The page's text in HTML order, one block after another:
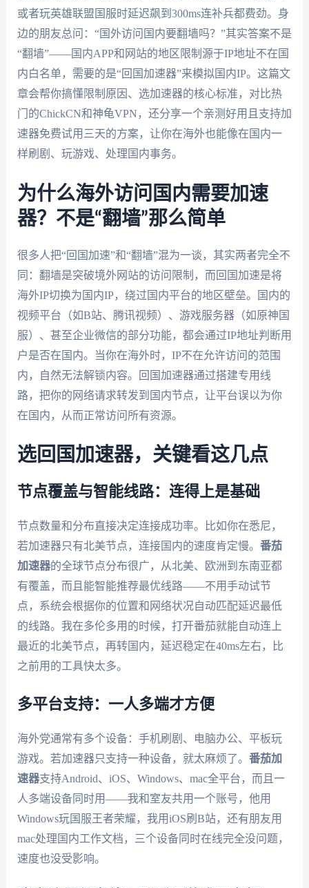
或者玩英雄联盟国服时延迟飙到300ms连补兵都费劲。身
边的朋友总问：“国外访问国内要翻墙吗？”其实答案不是
“翻墙”——国内APP和网站的地区限制源于IP地址不在国
内白名单，需要的是“回国加速器”来模拟国内IP。这篇文
章会帮你搞懂限制原因、选加速器的核心标准，对比热
门的ChickCN和神龟VPN，还分享一个亲测好用且支持加
速器免费试用三天的方案，让你在海外也能像在国内一
样刷剧、玩游戏、处理国内事务。
为什么海外访问国内需要加速
器？不是“翻墙”那么简单
很多人把“回国加速”和“翻墙”混为一谈，其实两者完全不
同：翻墙是突破境外网站的访问限制，而回国加速是将
海外IP切换为国内IP，绕过国内平台的地区壁垒。国内的
视频平台（如B站、腾讯视频）、游戏服务器（如原神国
服）、甚至企业微信的部分功能，都会通过IP地址判断用
户是否在国内。当你在海外时，IP不在允许访问的范围
内，自然无法解锁内容。回国加速器通过搭建专用线
路，把你的网络请求转发到国内节点，让平台误以为你
在国内，从而正常访问所有资源。
选回国加速器，关键看这几点
节点覆盖与智能线路：连得上是基础
节点数量和分布直接决定连接成功率。比如你在悉尼，
若加速器只有北美节点，连接国内的速度肯定慢。 番茄
加速器的全球节点分布很广，从北美、欧洲到东南亚都
有覆盖，而且能智能推荐最优线路——不用手动试节
点，系统会根据你的位置和网络状况自动匹配延迟最低
的线路。我在多伦多用的时候，打开番茄就能自动连上
最近的北美节点，再转国内，延迟稳定在40ms左右，比
之前用的工具快太多。
多平台支持：一人多端才方便
海外党通常有多个设备：手机刷剧、电脑办公、平板玩
游戏。若加速器只支持一种设备，就太麻烦了。 番茄加
速器支持Android、iOS、Windows、mac全平台，而且一
人多端设备同时用——我和室友共用一个账号，他用
Windows玩国服王者荣耀，我用iOS刷B站，还有朋友用
mac处理国内工作文档，三个设备同时在线完全没问题，
速度也没受影响。